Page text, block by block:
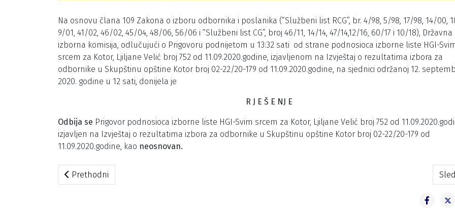
Na osnovu člana 109 Zakona o izboru odbornika i poslanika (“Službeni list RCG”, br. 4/98, 5/98, 17/98, 14/00,
9/01, 41/02, 46/02, 45/04, 48/06, 56/06 i “Službeni list CG”, broj 46/11, 14/14, 47/14,12/16, 60/17 i 10/18), Državna
izborna komisija, odlučujući o Prigovoru podnijetom u 13:32 sati od strane podnosioca izborne liste HGI-
srcem za Kotor, Ljiljane Velić broj 752 od 11.09.2020.godine, izjavljenom na Izvještaj o rezultatima izbora za
odbornike u Skupštinu opštine Kotor broj 02-22/20-179 od 11.09.2020.godine, na sjednici održanoj 12.
2020. godine u 12 sati, donijela je
R J E Š E NJ E
Odbija se Prigovor podnosioca izborne liste HGI-Svim srcem za Kotor, Ljiljane Velić broj 752 od
izjavljen na Izvještaj o rezultatima izbora za odbornike u Skupštinu opštine Kotor broj 02-22/20-179 od
11.09.2020.godine, kao neosnovan.
Prethodni članak: Rješenje o poništenju izbornog postupka na biračkom mjestu “Javljen” u Nikšiću
Prethodni